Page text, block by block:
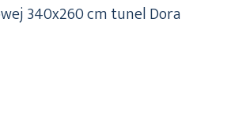
340x260 cm tunel Dora